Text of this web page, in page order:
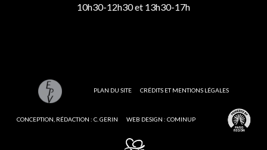
10h30-12h30 et 13h30-17h
PLAN DU SITE CRÉDITS ET MENTIONS LÉGALES
CONCEPTION, RÉDACTION : C. GERIN WEB DESIGN : COMINUP